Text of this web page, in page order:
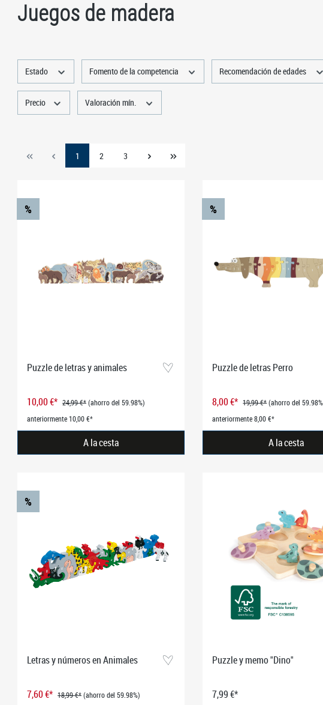
Juegos de madera
Estado Fomento de la competencia Recomendación de edades
Precio Valoración mín.
1 2 3
%
Puzzle de letras y animales
10,00 €* 24,99 €*(ahorro del 59.98%)
anteriormente 10,00 €*
A la cesta
%
Puzzle de letras Perro
8,00 €* 19,99 €*(ahorro del
anteriormente 8,00 €*
A la cesta
%
Letras y números en Animales
7,60 €* 18,99 €*(ahorro del 59.98%)
Puzzle y memo "Dino"
7,99 €*